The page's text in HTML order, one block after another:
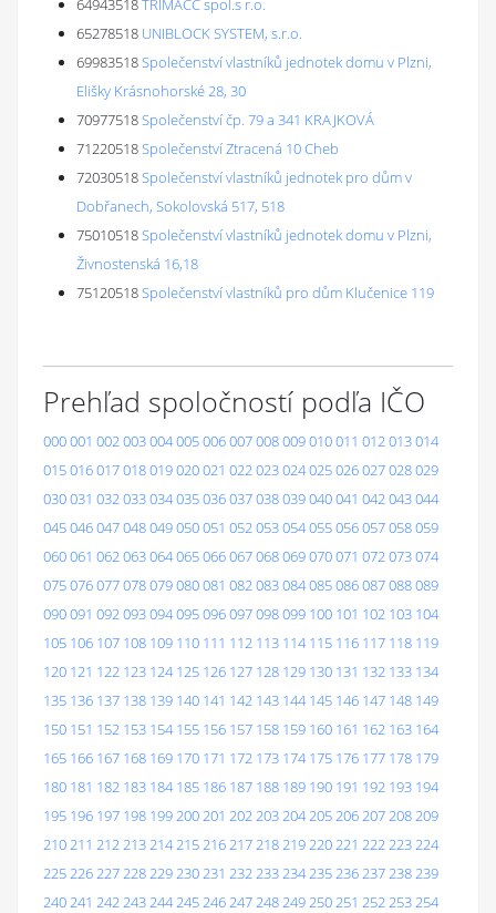
64943518TRIMACC spol.s r.o.
65278518 UNIBLOCK SYSTEM, s.r.o.
69983518Společenství vlastníků jednotek domu v Plzni,
Elišky Krásnohorské 28, 30
70977518Společenství čp. 79 a 341 KRAJKOVÁ
71220518Společenství Ztracená 10 Cheb
72030518Společenství vlastníků jednotek pro dům v
Dobřanech, Sokolovská 517, 518
75010518Společenství vlastníků jednotek domu v Plzni,
Živnostenská 16,18
75120518Společenství vlastníků pro dům Klučenice 119
Prehľad spoločností podľa IČO
000001 002003004005006007008009010011 012013014
015016017018019020021 022023024025026027028029
030031 032033034035036037038039040041 042043044
045046047048049050051 052053054055056057058059
060061 062063064065066067068069070071 072073074
075076077078079080081 082083084085086087088089
090091 092093094095096097098099 100 101 102 103 104
105 106 107 108 109 110 111 112 113 114 115 116 117 118 119
120 121 122 123 124 125 126 127 128 129 130 131 132 133 134
135 136 137 138 139 140 141 142 143 144 145 146 147 148 149
150 151 152 153 154 155 156 157 158 159 160 161 162 163 164
165 166 167 168 169 170 171 172 173 174 175 176 177 178 179
180 181 182 183 184 185 186 187 188 189 190 191 192 193 194
195 196 197 198 199200201 202203204205206207208209
210211 212213214215216217218219220221 222223224
225226227228229230231 232233234235236237238239
240241 242243244245246247248249250251 252253254